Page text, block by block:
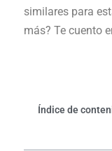
similares para
más? Te cuento
Índice de